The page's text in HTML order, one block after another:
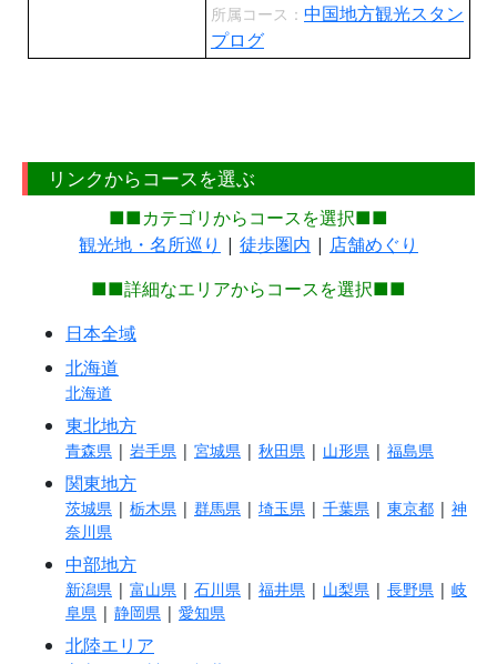
所属コース： 中国地方観光スタン
プログ
リンクからコースを選ぶ
■■カテゴリからコースを選択■■
観光地・名所巡り | 徒歩圏内 | 店舗めぐり
■■詳細なエリアからコースを選択■■
日本全域
北海道
北海道
東北地方
青森県 | 岩手県 | 宮城県 | 秋田県 | 山形県 | 福島県
関東地方
茨城県 | 栃木県 | 群馬県 | 埼玉県 | 千葉県 | 東京都 | 神
奈川県
中部地方
新潟県 | 富山県 | 石川県 | 福井県 | 山梨県 | 長野県 | 岐
阜県 | 静岡県 | 愛知県
北陸エリア